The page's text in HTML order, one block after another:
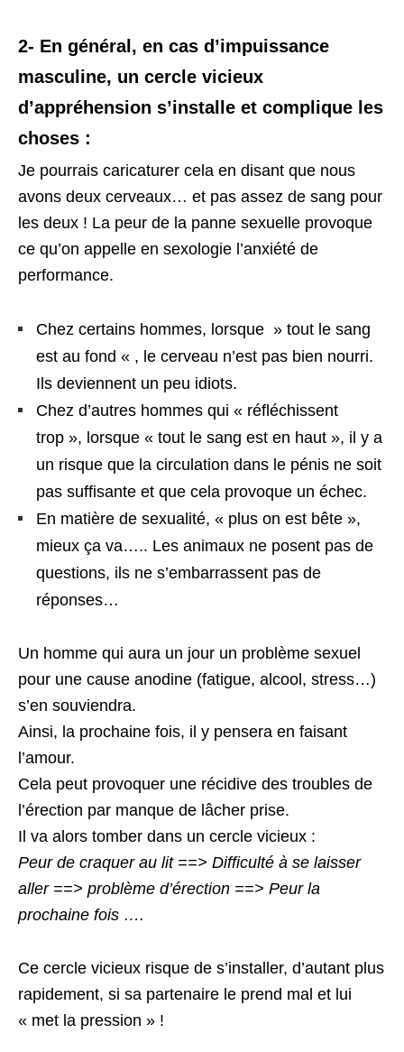
2- En général, en cas d’impuissance
masculine, un cercle vicieux
d’appréhension s’installe et complique les
choses :
Je pourrais caricaturer cela en disant que nous
avons deux cerveaux… et pas assez de sang pour
les deux ! La peur de la panne sexuelle provoque
ce qu’on appelle en sexologie l’anxiété de
performance.
Chez certains hommes, lorsque » tout le sang
est au fond « , le cerveau n’est pas bien nourri.
Ils deviennent un peu idiots.
Chez d’autres hommes qui « réfléchissent
trop », lorsque « tout le sang est en haut », il y a
un risque que la circulation dans le pénis ne soit
pas suffisante et que cela provoque un échec.
En matière de sexualité, « plus on est bête »,
mieux ça va….. Les animaux ne posent pas de
questions, ils ne s’embarrassent pas de
réponses…
Un homme qui aura un jour un problème sexuel
pour une cause anodine (fatigue, alcool, stress…)
s’en souviendra.
Ainsi, la prochaine fois, il y pensera en faisant
l’amour.
Cela peut provoquer une récidive des troubles de
l’érection par manque de lâcher prise.
Il va alors tomber dans un cercle vicieux :
Peur de craquer au lit ==> Difficulté à se laisser
aller ==> problème d’érection ==> Peur la
prochaine fois ….
Ce cercle vicieux risque de s’installer, d’autant plus
rapidement, si sa partenaire le prend mal et lui
« met la pression » !